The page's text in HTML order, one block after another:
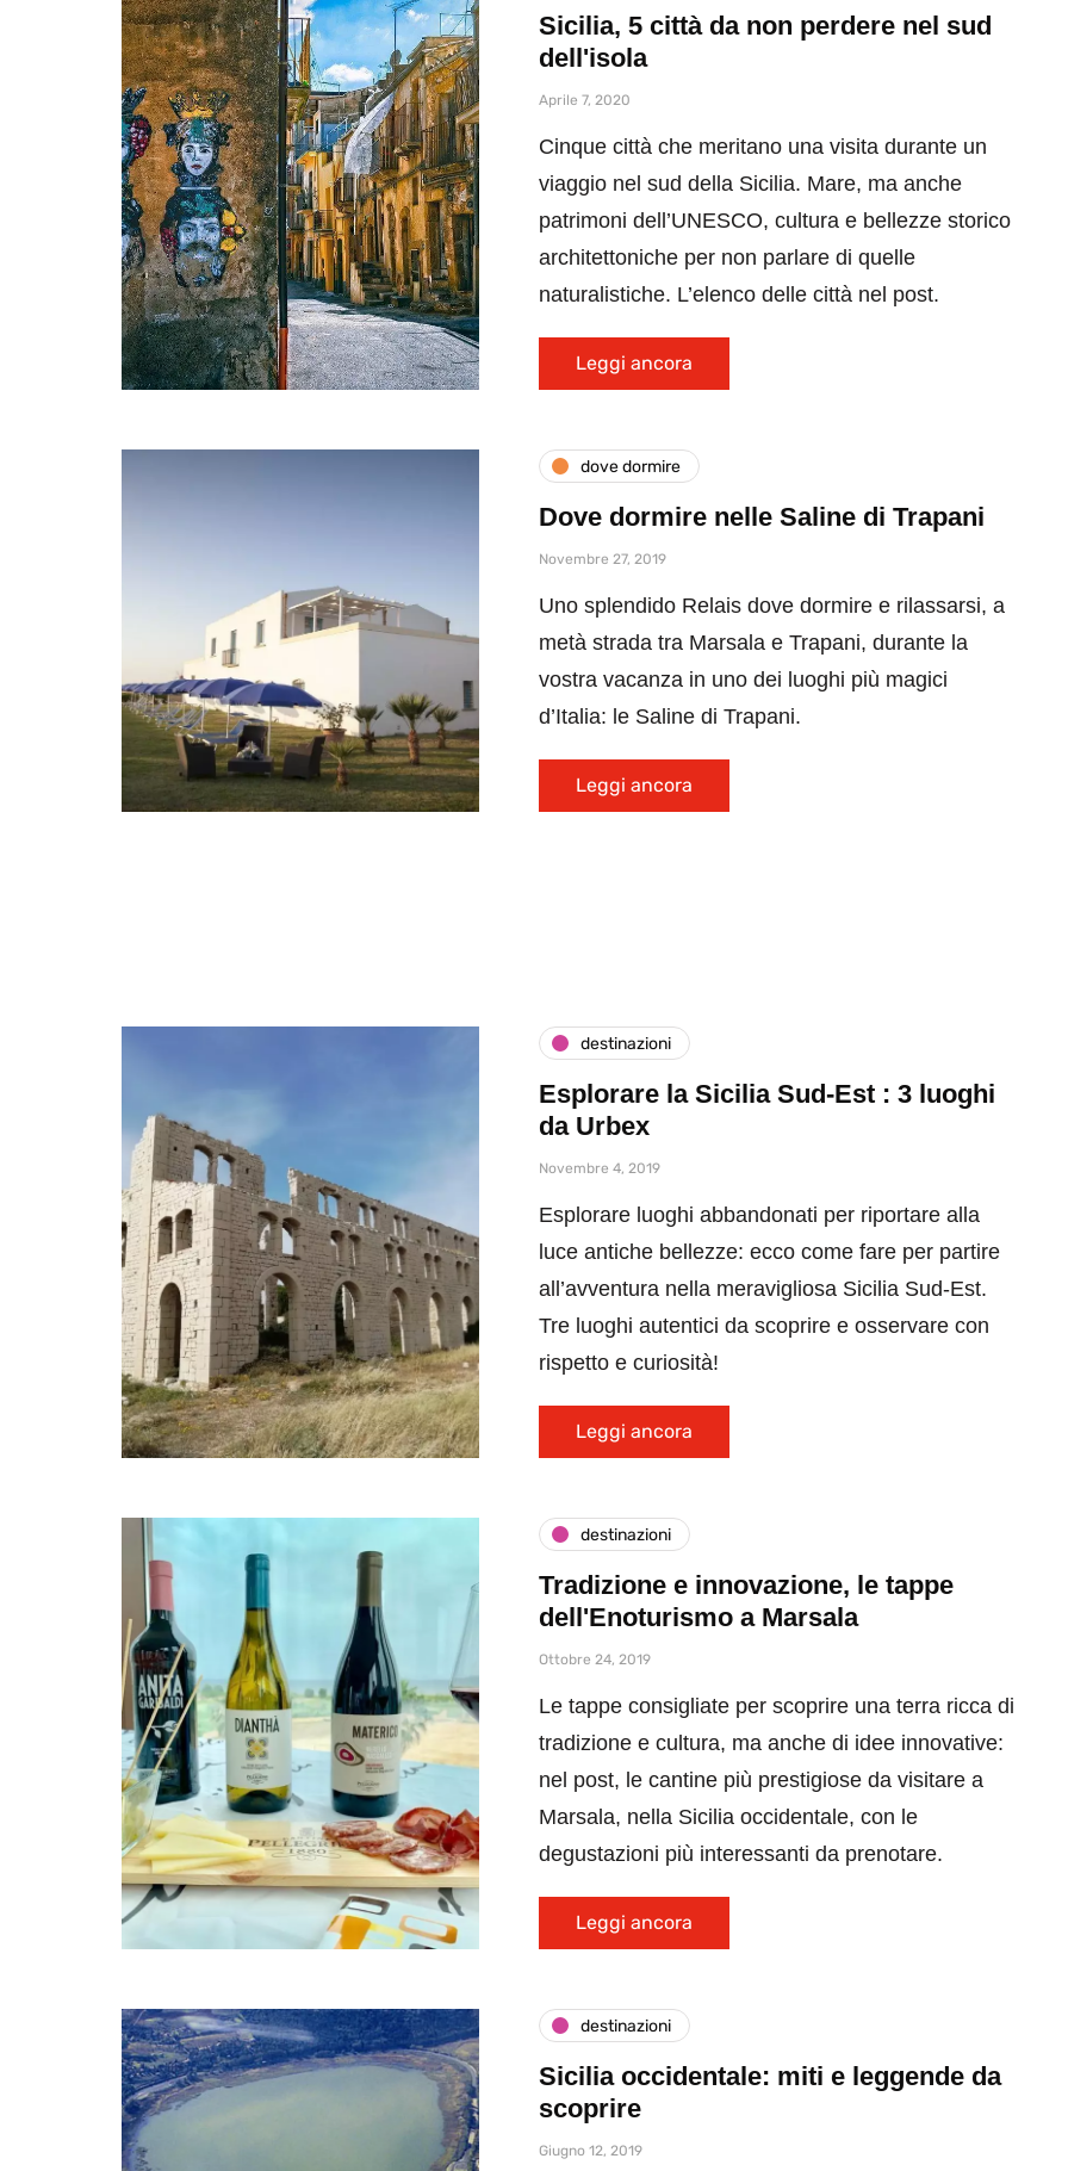
Sicilia, 5 città da non perdere nel sud
dell'isola
Aprile 7, 2020
Cinque città che meritano una visita durante un
viaggio nel sud della Sicilia. Mare, ma anche
patrimoni dell’UNESCO, cultura e bellezze storico
architettoniche per non parlare di quelle
naturalistiche. L’elenco delle città nel post.
Leggi ancora
dove dormire
Dove dormire nelle Saline di Trapani
Novembre 27, 2019
Uno splendido Relais dove dormire e rilassarsi, a
metà strada tra Marsala e Trapani, durante la
vostra vacanza in uno dei luoghi più magici
d’Italia: le Saline di Trapani.
Leggi ancora
destinazioni
Esplorare la Sicilia Sud-Est : 3 luoghi
da Urbex
Novembre 4, 2019
Esplorare luoghi abbandonati per riportare alla
luce antiche bellezze: ecco come fare per partire
all’avventura nella meravigliosa Sicilia Sud-Est.
Tre luoghi autentici da scoprire e osservare con
rispetto e curiosità!
Leggi ancora
destinazioni
Tradizione e innovazione, le tappe
dell'Enoturismo a Marsala
Ottobre 24, 2019
Le tappe consigliate per scoprire una terra ricca di
tradizione e cultura, ma anche di idee innovative:
nel post, le cantine più prestigiose da visitare a
Marsala, nella Sicilia occidentale, con le
degustazioni più interessanti da prenotare.
Leggi ancora
destinazioni
Sicilia occidentale: miti e leggende da
scoprire
Giugno 12, 2019